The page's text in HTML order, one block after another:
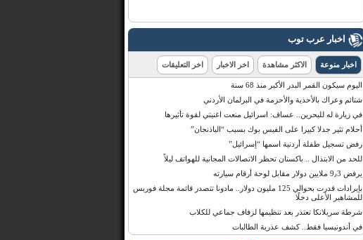
اخبار عرب توب
اخبار منوعة الاكثر مشاهدة اخر الاخبار اخر التعليقات
اليوم سيكون القمر البدر الأكبر منذ 68 سنة
شتائم وعراك بالأحذية والأحزمة في البرلمان الأردني
في زيارة له للبحرين.. عساف: اسرائيل منعت اغنيتي لقوة تأثيرها
أحلام تثير جدلا كبيرا على الفيس بوك بسبب “الباذنجان”
رفض تسجيل طفلة أردنية اسمها “إسرائيل”
للحد من الابتذال .. باكستان تحظر الاتصالات المجانية للهواتف ليلاً
يرفض 9٫3 ملايين دولار مقابل لوحة أرقام سيارته
بإيرادات قدرت بحوالي 125 مليون دولار.. مادونا تتصدر قائمة مجلة فوربس
للمشاهير الأعلى دخلًا
شرطة سريلانكا تعتذر بعد تنظيمها لزفاف جماعي للكلاب
في أندونيسيا فقط.. كشف عذرية الطالبات